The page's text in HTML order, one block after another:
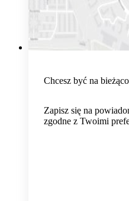
Chcesz być na
Zapisz się na
zgodne z Twoimi